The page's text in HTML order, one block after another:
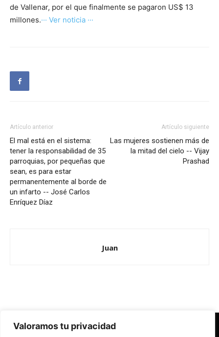
Valoramos tu privacidad
de Vallenar, por el que finalmente se pagaron US$ 13
millones.··· Ver noticia ···
Artículo anterior
El mal está en el sistema:
tener la responsabilidad de 35
parroquias, por pequeñas que
sean, es para estar
permanentemente al borde de
un infarto -- José Carlos
Enríquez Díaz
Artículo siguiente
Las mujeres sostienen más de
la mitad del cielo -- Vijay
Prashad
Juan
Redes Cristianas